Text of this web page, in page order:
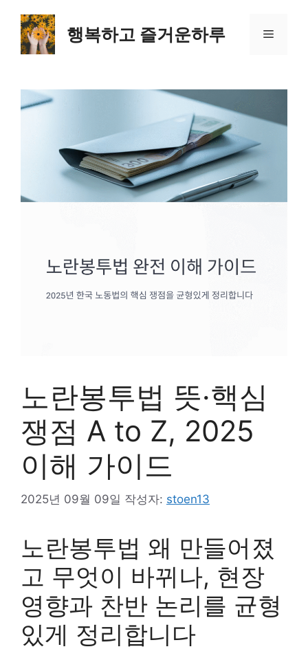
행복하고 즐거운하루 메
노란봉투법 뜻·핵심
쟁점 A to Z, 2025
이해 가이드
2025년 09월 09일 작성자: stoen13
노란봉투법 왜 만들어졌
고 무엇이 바뀌나, 현장
영향과 찬반 논리를 균형
있게 정리합니다